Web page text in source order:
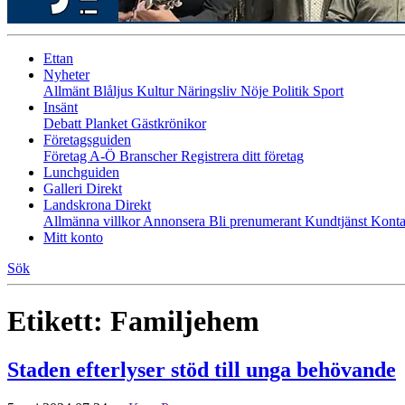
Ettan
Nyheter
Allmänt Blåljus KulturNäringsliv Nöje Politik Sport
Insänt
Debatt Planket Gästkrönikor
Företagsguiden
Företag A-Ö BranscherRegistrera ditt företag
Lunchguiden
Galleri Direkt
Landskrona Direkt
Allmänna villkorAnnonsera Bli prenumerant Kundtjänst
Mitt konto
Sök
Etikett: Familjehem
Staden efterlyser stöd till unga behövande